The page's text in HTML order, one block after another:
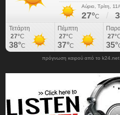
πρόγνωση καιρού από το k24.net